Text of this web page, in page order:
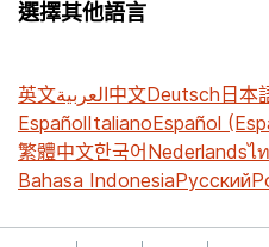
選擇其他語言
英文العربية中文Deutsch日本
EspañolItalianoEspañol
繁體中文한국어Nederlandsไ
Bahasa IndonesiaРусский